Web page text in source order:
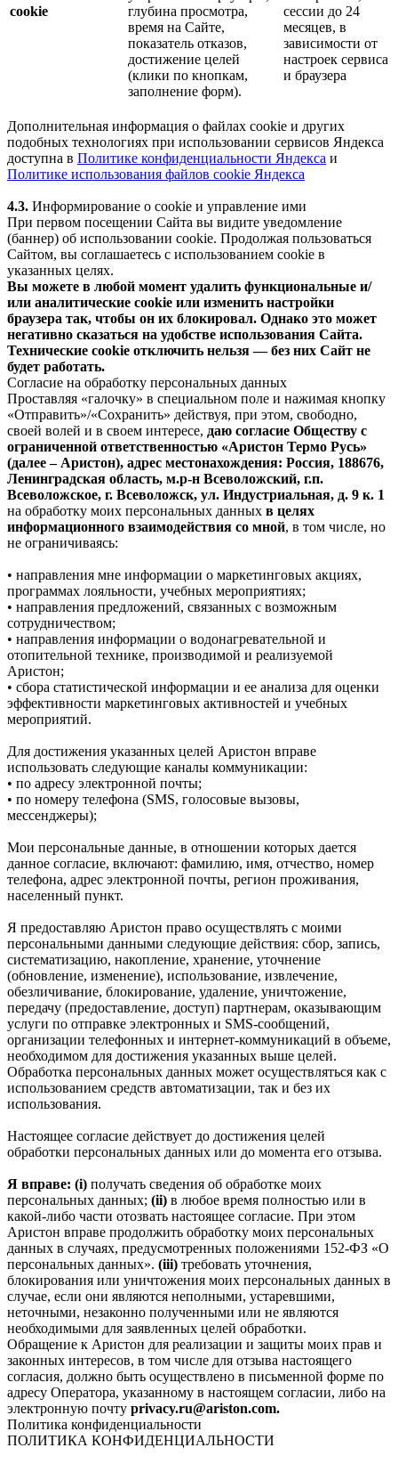
cookie
глубина просмотра,
время на Сайте,
показатель отказов,
достижение целей
(клики по кнопкам,
заполнение форм).
сессии до 24
месяцев, в
зависимости от
настроек сервиса
и браузера
Дополнительная информация о файлах cookie и других
подобных технологиях при использовании сервисов Яндекса
доступна в Политике конфиденциальности Яндекса и
Политике использования файлов cookie Яндекса
4.3. Информирование о cookie и управление ими
При первом посещении Сайта вы видите уведомление
(баннер) об использовании cookie. Продолжая пользоваться
Сайтом, вы соглашаетесь с использованием cookie в
указанных целях.
Вы можете в любой момент удалить функциональные и/
или аналитические cookie или изменить настройки
браузера так, чтобы он их блокировал. Однако это может
негативно сказаться на удобстве использования Сайта.
Технические cookie отключить нельзя — без них Сайт не
будет работать.
Согласие на обработку персональных данных
Проставляя «галочку» в специальном поле и нажимая кнопку
«Отправить»/«Сохранить» действуя, при этом, свободно,
своей волей и в своем интересе, даю согласие Обществу с
ограниченной ответственностью «Аристон Термо Русь»
(далее – Аристон), адрес местонахождения: Россия, 188676,
Ленинградская область, м.р-н Всеволожский, г.п.
Всеволожское, г. Всеволожск, ул. Индустриальная, д. 9 к. 1
на обработку моих персональных данных в целях
информационного взаимодействия со мной, в том числе, но
не ограничиваясь:
• направления мне информации о маркетинговых акциях,
программах лояльности, учебных мероприятиях;
• направления предложений, связанных с возможным
сотрудничеством;
• направления информации о водонагревательной и
отопительной технике, производимой и реализуемой
Аристон;
• сбора статистической информации и ее анализа для оценки
эффективности маркетинговых активностей и учебных
мероприятий.
Для достижения указанных целей Аристон вправе
использовать следующие каналы коммуникации:
• по адресу электронной почты;
• по номеру телефона (SMS, голосовые вызовы,
мессенджеры);
Мои персональные данные, в отношении которых дается
данное согласие, включают: фамилию, имя, отчество, номер
телефона, адрес электронной почты, регион проживания,
населенный пункт.
Я предоставляю Аристон право осуществлять с моими
персональными данными следующие действия: сбор, запись,
систематизацию, накопление, хранение, уточнение
(обновление, изменение), использование, извлечение,
обезличивание, блокирование, удаление, уничтожение,
передачу (предоставление, доступ) партнерам, оказывающим
услуги по отправке электронных и SMS‑сообщений,
организации телефонных и интернет‑коммуникаций в объеме,
необходимом для достижения указанных выше целей.
Обработка персональных данных может осуществляться как с
использованием средств автоматизации, так и без их
использования.
Настоящее согласие действует до достижения целей
обработки персональных данных или до момента его отзыва.
Я вправе: (i) получать сведения об обработке моих
персональных данных; (ii) в любое время полностью или в
какой-либо части отозвать настоящее согласие. При этом
Аристон вправе продолжить обработку моих персональных
данных в случаях, предусмотренных положениями 152-ФЗ «О
персональных данных». (iii) требовать уточнения,
блокирования или уничтожения моих персональных данных в
случае, если они являются неполными, устаревшими,
неточными, незаконно полученными или не являются
необходимыми для заявленных целей обработки.
Обращение к Аристон для реализации и защиты моих прав и
законных интересов, в том числе для отзыва настоящего
согласия, должно быть осуществлено в письменной форме по
адресу Оператора, указанному в настоящем согласии, либо на
электронную почту privacy.ru@ariston.com.
Политика конфиденциальности
ПОЛИТИКА КОНФИДЕНЦИАЛЬНОСТИ